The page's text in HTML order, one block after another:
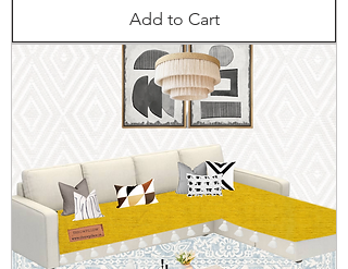
Add to Cart